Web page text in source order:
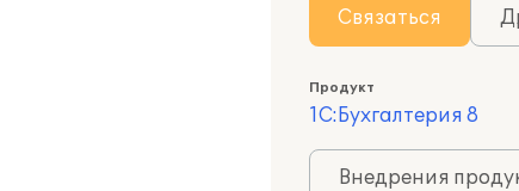
Связаться
Продукт
1С:Бухгалтерия 8
Внедрения